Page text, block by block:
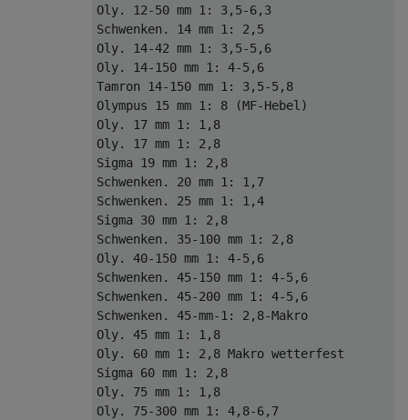
Oly. 12-50 mm 1: 3,5-6,3
Schwenken. 14 mm 1: 2,5
Oly. 14-42 mm 1: 3,5-5,6
Oly. 14-150 mm 1: 4-5,6
Tamron 14-150 mm 1: 3,5-5,8
Olympus 15 mm 1: 8 (MF-Hebel)
Oly. 17 mm 1: 1,8
Oly. 17 mm 1: 2,8
Sigma 19 mm 1: 2,8
Schwenken. 20 mm 1: 1,7
Schwenken. 25 mm 1: 1,4
Sigma 30 mm 1: 2,8
Schwenken. 35-100 mm 1: 2,8
Oly. 40-150 mm 1: 4-5,6
Schwenken. 45-150 mm 1: 4-5,6
Schwenken. 45-200 mm 1: 4-5,6
Schwenken. 45-mm-1: 2,8-Makro
Oly. 45 mm 1: 1,8
Oly. 60 mm 1: 2,8 Makro wetterfest
Sigma 60 mm 1: 2,8
Oly. 75 mm 1: 1,8
Oly. 75-300 mm 1: 4,8-6,7